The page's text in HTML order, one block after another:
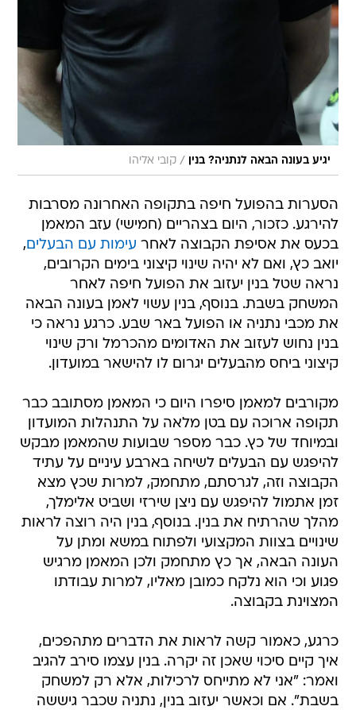
יגיע בעונה הבאה לנתניה? בנין / קובי אליהו
הסערות בהפועל חיפה בתקופה האחרונה מסרבות
להירגע. כזכור, היום בצהריים (חמישי) עזב המאמן
בכעס את אסיפת הקבוצה לאחר עימות עם הבעלים,
יואב כץ, ואם לא יהיה שינוי קיצוני בימים הקרובים,
נראה שטל בנין יעזוב את הפועל חיפה לאחר
המשחק בשבת. בנוסף, בנין עשוי לאמן בעונה הבאה
את מכבי נתניה או הפועל באר שבע. כרגע נראה כי
בנין נחוש לעזוב את האדומים מהכרמל ורק שינוי
קיצוני ביחס מהבעלים יגרום לו להישאר במועדון.
מקורבים למאמן סיפרו היום כי המאמן מסתובב כבר
תקופה ארוכה עם בטן מלאה על התנהלות המועדון
ובמיוחד של כץ. כבר מספר שבועות שהמאמן מבקש
להיפגש עם הבעלים לשיחה בארבע עיניים על עתיד
הקבוצה וזה, לגרסתם, מתחמק, למרות שכץ מצא
זמן אתמול להיפגש עם ניצן שירזי ושביט אלימלך,
מהלך שהרתיח את בנין. בנוסף, בנין היה רוצה לראות
שינויים בצוות המקצועי ולפתוח במשא ומתן על
העונה הבאה, אך כץ מתחמק ולכן המאמן מרגיש
פגוע וכי הוא נלקח כמובן מאליו, למרות עבודתו
המצוינת בקבוצה.
כרגע, כאמור קשה לראות את הדברים מתהפכים,
איך קיים סיכוי שאכן זה יקרה. בנין עצמו סירב להגיב
ואמר: "אני לא מתייחס לרכילות, אלא רק למשחק
בשבת". אם וכאשר יעזוב בנין, נתניה שכבר גיששה